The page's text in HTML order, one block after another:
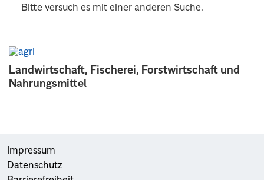
Landwirtschaft, Fischerei, Forstwirtschaft und
Nahrungsmittel
Bitte versuch es mit einer anderen Suche.
Impressum
Datenschutz